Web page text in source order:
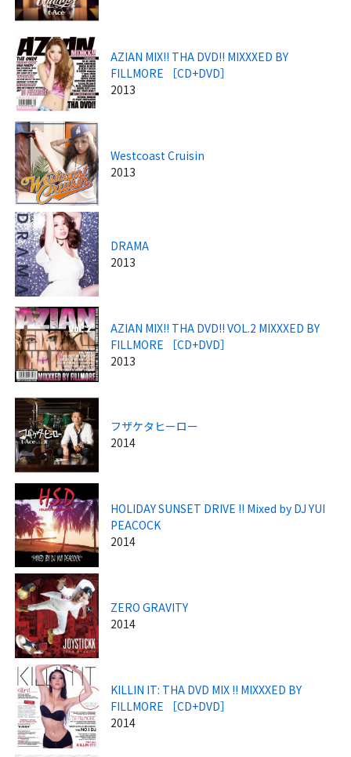
AZIAN MIX!! THA DVD!! MIXXXED BY
FILLMORE ［CD+DVD］
2013
Westcoast Cruisin
2013
DRAMA
2013
AZIAN MIX!! THA DVD!! VOL.2 MIXXXED BY
FILLMORE ［CD+DVD］
2013
フザケタヒーロー
2014
HOLIDAY SUNSET DRIVE !! Mixed by DJ YUI
PEACOCK
2014
ZERO GRAVITY
2014
KILLIN IT: THA DVD MIX !! MIXXXED BY
FILLMORE ［CD+DVD］
2014